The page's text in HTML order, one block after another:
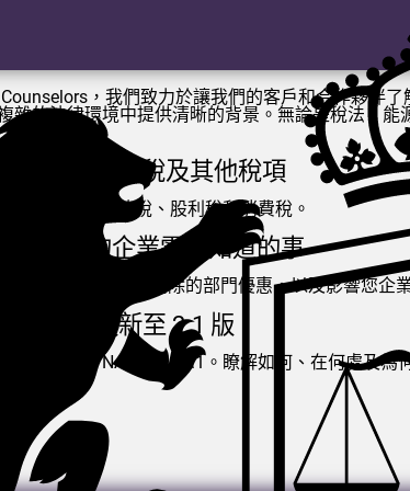
Counselors ，我們致力於讓我們的客戶和合作夥伴
雜的法律環境中提供清晰的背景。無論是稅法、
起調高增值稅及其他稅項
實施更高的增值稅、股利稅和消費稅。
新：您的企業需要知道的事
。瞭解新的稅率、刪除的部門優惠，以及影響您企
代碼更新至 2.1 版
業代碼至 NACE rev. 2.1。瞭解如何、在何處及為